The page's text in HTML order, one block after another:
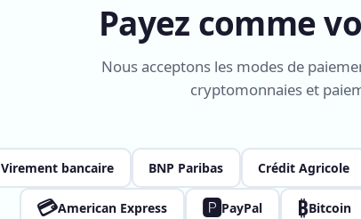
Payez comme
Nous acceptons les modes de
cryptomonnaies et
Virement bancaire BNP Paribas Crédit Agricole
💳American Express 🅿PayPal ₿Bitcoin